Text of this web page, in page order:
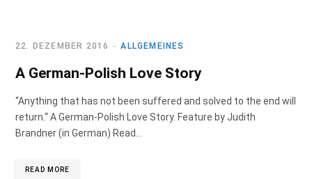
k a
ALLGEMEINES
22. DEZEMBER 2016
A German-Polish Love Story
“Anything that has not been suffered and solved to the end will
return.“ A German-Polish Love Story. Feature by Judith
Brandner (in German) Read…
READ MORE